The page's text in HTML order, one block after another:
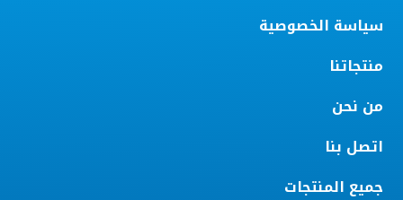
سياسة الخصوصية
منتجاتنا
من نحن
اتصل بنا
جميع المنتجات